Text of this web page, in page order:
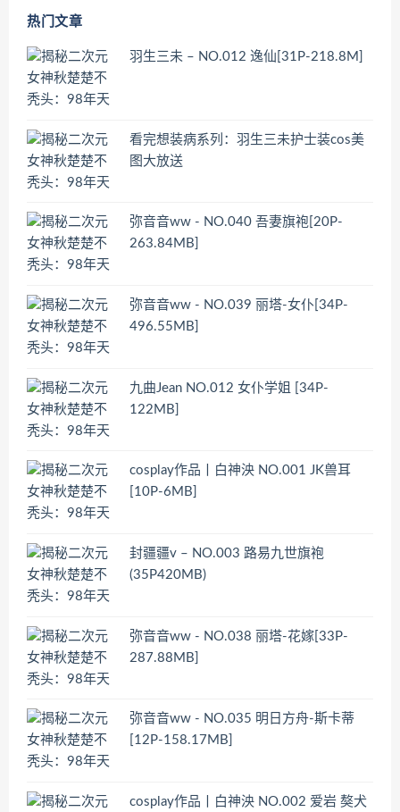
热门文章
羽生三未 – NO.012 逸仙[31P-218.8M]
看完想装病系列：羽生三未护士装cos美
图大放送
弥音音ww - NO.040 吾妻旗袍[20P-
263.84MB]
弥音音ww - NO.039 丽塔-女仆[34P-
496.55MB]
九曲Jean NO.012 女仆学姐 [34P-
122MB]
cosplay作品丨白神泱 NO.001 JK兽耳
[10P-6MB]
封疆疆v – NO.003 路易九世旗袍
(35P420MB)
弥音音ww - NO.038 丽塔-花嫁[33P-
287.88MB]
弥音音ww - NO.035 明日方舟-斯卡蒂
[12P-158.17MB]
cosplay作品丨白神泱 NO.002 爱岩 獒犬